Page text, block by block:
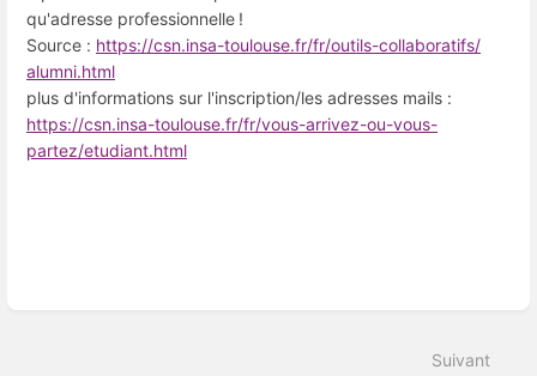
qu'adresse professionnelle !
Source : https://csn.insa-toulouse.fr/fr/outils-collaboratifs/
alumni.html
plus d'informations sur l'inscription/les adresses mails :
https://csn.insa-toulouse.fr/fr/vous-arrivez-ou-vous-
partez/etudiant.html
Suivant